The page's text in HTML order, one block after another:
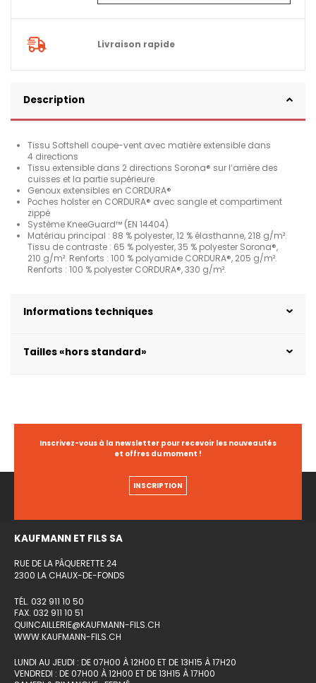
Livraison rapide
Description
Tissu Softshell coupe-vent avec matière extensible dans
4 directions
Tissu extensible dans 2 directions Sorona® sur l’arrière des
cuisses et la partie supérieure
Genoux extensibles en CORDURA®
Poches holster en CORDURA® avec sangle et compartiment
zippé
Système KneeGuard™ (EN 14404)
Matériau principal : 88 % polyester, 12 % élasthanne, 218 g/m².
Tissu de contraste : 65 % polyester, 35 % polyester Sorona®,
210 g/m². Renforts : 100 % polyamide CORDURA®, 205 g/m².
Renforts : 100 % polyester CORDURA®, 330 g/m².
Informations techniques
Tailles «hors standard»
Inscrivez-vous à la newsletter pour recevoir les nouveautés
et offres du moment !
INSCRIPTION
KAUFMANN ET FILS SA
RUE DE LA PÂQUERETTE 24
2300 LA CHAUX-DE-FONDS
TÉL. 032 911 10 50
FAX. 032 911 10 51
QUINCAILLERIE@KAUFMANN-FILS.CH
WWW.KAUFMANN-FILS.CH
LUNDI AU JEUDI : DE 07H00 À 12H00 ET DE 13H15 À 17H20
VENDREDI : DE 07H00 À 12H00 ET DE 13H15 À 17H00